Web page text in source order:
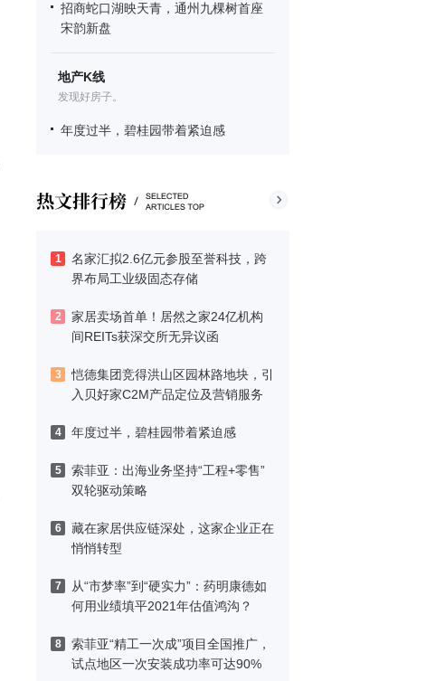
招商蛇口湖映天青，通州九棵树首座
宋韵新盘
地产K线
发现好房子。
年度过半，碧桂园带着紧迫感
1
名家汇拟2.6亿元参股至誉科技，跨
界布局工业级固态存储
2
家居卖场首单！居然之家24亿机构
间REITs获深交所无异议函
3
恺德集团竞得洪山区园林路地块，引
入贝好家C2M产品定位及营销服务
4 年度过半，碧桂园带着紧迫感
5
索菲亚：出海业务坚持“工程+零售”
双轮驱动策略
6
藏在家居供应链深处，这家企业正在
悄悄转型
7
从“市梦率”到“硬实力”：药明康德如
何用业绩填平2021年估值鸿沟？
8
索菲亚“精工一次成”项目全国推广，
试点地区一次安装成功率可达90%